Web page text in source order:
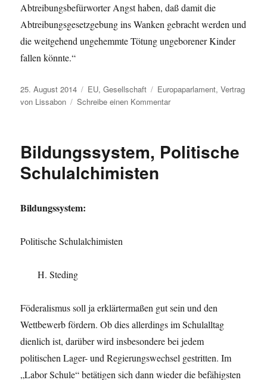
Abtreibungsbefürworter Angst haben, daß damit die
Abtreibungsgesetzgebung ins Wanken gebracht werden und
die weitgehend ungehemmte Tötung ungeborener Kinder
fallen könnte.“
Veröffentlicht
am
25. August 2014 Kategorien
EU,Gesellschaft Schlagwörter
Europaparlament,Vertrag
von Lissabon
Schreibe einen Kommentarzu
Wahlrecht
Bildungssystem, Politische
Schulalchimisten
Bildungssystem:
Politische Schulalchimisten
H. Steding
Föderalismus soll ja erklärtermaßen gut sein und den
Wettbewerb fördern. Ob dies allerdings im Schulalltag
dienlich ist, darüber wird insbesondere bei jedem
politischen Lager- und Regierungswechsel gestritten. Im
„Labor Schule“ betätigen sich dann wieder die befähigsten